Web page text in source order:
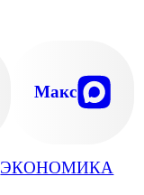
ЭКОНОМИКА
Макс